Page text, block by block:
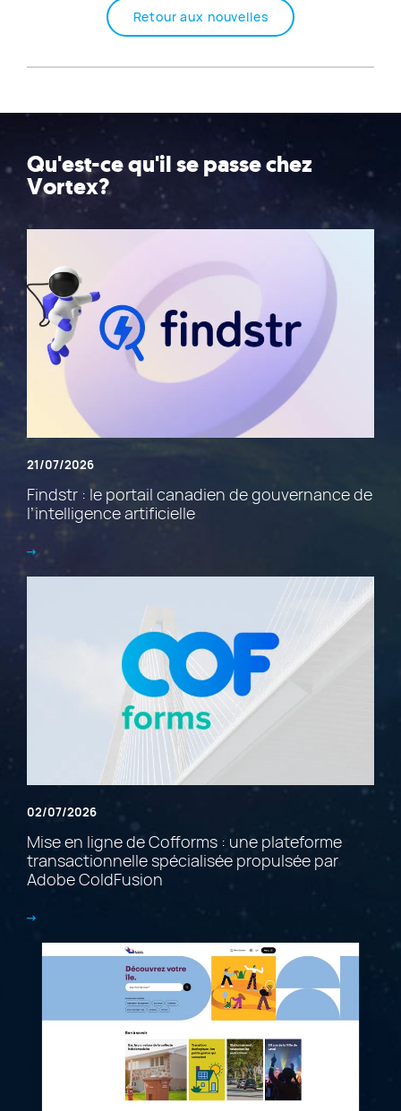
Retour aux nouvelles
Qu'est-ce qu'il se passe chez
Vortex?
21/07/2026
Findstr : le portail canadien de gouvernance de
l’intelligence artificielle
02/07/2026
Mise en ligne de Cofforms : une plateforme
transactionnelle spécialisée propulsée par
Adobe ColdFusion